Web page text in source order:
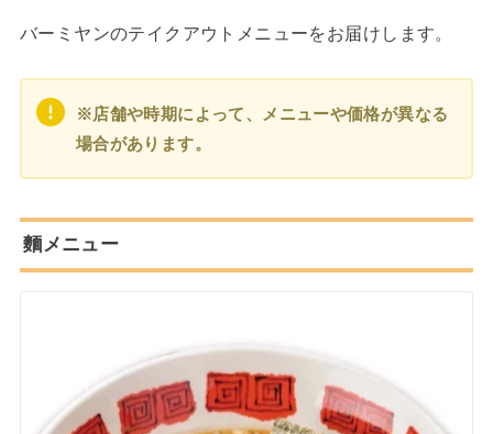
バーミヤンのテイクアウトメニューをお届けします。
※店舗や時期によって、メニューや価格が異なる
場合があります。
麵メニュー